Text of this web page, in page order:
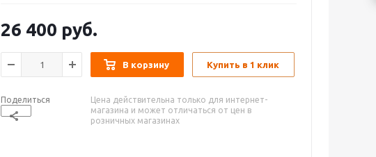
26 400 руб.
В корзину Купить в 1 клик
Поделиться
Цена действительна только для интернет-
магазина и может отличаться от цен в
розничных магазинах